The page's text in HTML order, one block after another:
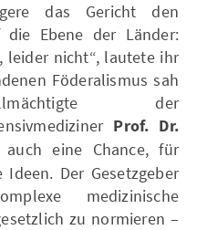
das Gericht den
die Ebene der Länder:
leider nicht“, lautete ihr
Föderalismus sah
der
Prof. Dr.
eine Chance, für
Der Gesetzgeber
medizinische
zu normieren –